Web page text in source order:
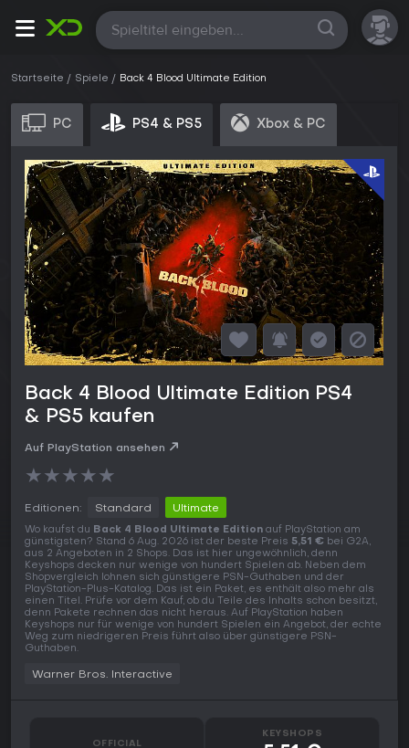
Alle
Startseite Spiele Back 4 Blood Ultimate Edition
PC PS4 & PS5 Xbox & PC
Back 4 Blood Ultimate Edition PS4
& PS5 kaufen
Auf PlayStation ansehen
★★★★★
Editionen: Standard Ultimate
Wo kaufst du Back 4 Blood Ultimate Edition auf PlayStation am
günstigsten? Stand 6 Aug. 2026 ist der beste Preis 5,51 € bei G2A,
aus 2 Angeboten in 2 Shops. Das ist hier ungewöhnlich, denn
Keyshops decken nur wenige von hundert Spielen ab. Neben dem
Shopvergleich lohnen sich günstigere PSN-Guthaben und der
PlayStation-Plus-Katalog. Das ist ein Paket, es enthält also mehr als
einen Titel. Prüfe vor dem Kauf, ob du Teile des Inhalts schon besitzt,
denn Pakete rechnen das nicht heraus. Auf PlayStation haben
Keyshops nur für wenige von hundert Spielen ein Angebot, der echte
Weg zum niedrigeren Preis führt also über günstigere PSN-
Guthaben.
Warner Bros. Interactive
OFFICIAL
KEYSHOPS